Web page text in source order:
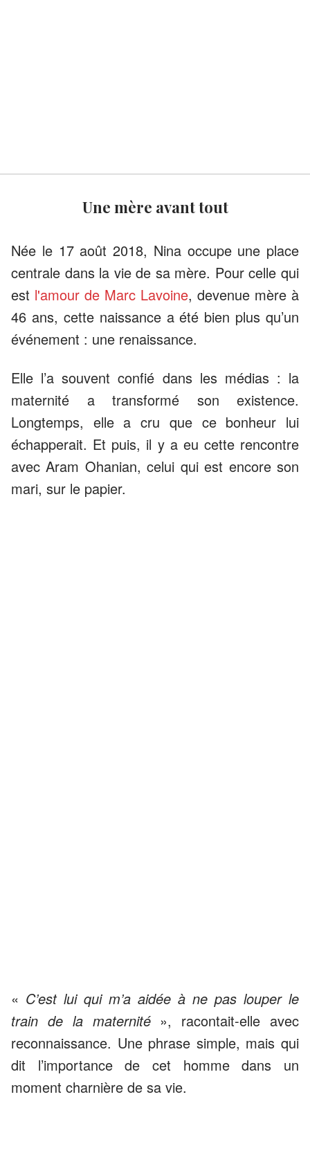
Une mère avant tout
Née le 17 août 2018, Nina occupe une place
centrale dans la vie de sa mère. Pour celle qui
est l'amour de Marc Lavoine, devenue mère à
46 ans, cette naissance a été bien plus qu’un
événement : une renaissance.
Elle l’a souvent confié dans les médias : la
maternité a transformé son existence.
Longtemps, elle a cru que ce bonheur lui
échapperait. Et puis, il y a eu cette rencontre
avec Aram Ohanian, celui qui est encore son
mari, sur le papier.
« C’est lui qui m’a aidée à ne pas louper le
train de la maternité », racontait-elle avec
reconnaissance. Une phrase simple, mais qui
dit l’importance de cet homme dans un
moment charnière de sa vie.